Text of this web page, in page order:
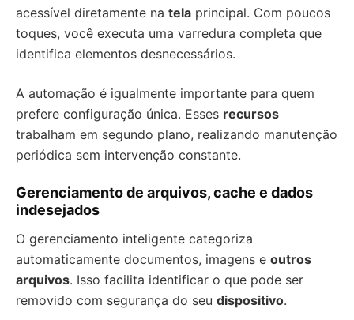
acessível diretamente na tela principal. Com poucos
toques, você executa uma varredura completa que
identifica elementos desnecessários.
A automação é igualmente importante para quem
prefere configuração única. Esses recursos
trabalham em segundo plano, realizando manutenção
periódica sem intervenção constante.
Gerenciamento de arquivos, cache e dados
indesejados
O gerenciamento inteligente categoriza
automaticamente documentos, imagens e outros
arquivos. Isso facilita identificar o que pode ser
removido com segurança do seu dispositivo.